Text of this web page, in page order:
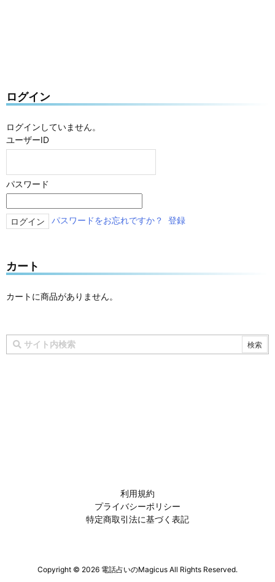
ログイン
ログインしていません。
ユーザーID
パスワード
パスワードをお忘れですか？ 登録
カート
カートに商品がありません。
利用規約
プライバシーポリシー
特定商取引法に基づく表記
Copyright © 2026 電話占いのMagicus All Rights Reserved.